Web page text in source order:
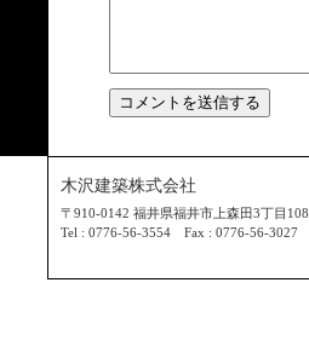
木沢建築株式会社
〒910-0142 福井県福井市上森田3丁目108
Tel : 0776-56-3554 Fax : 0776-56-3027